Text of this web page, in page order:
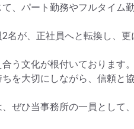
、パート勤務やフルタイム勤
名が、正社員へと転換し、更
う文化が根付いております。
を大切にしながら、信頼と
ぜひ当事務所の一員として